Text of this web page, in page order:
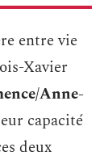
entre vie
Xavier
Anne-
capacité
deux